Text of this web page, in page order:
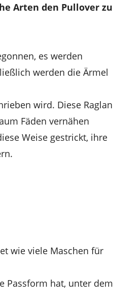
Arten den Pullover zu
es werden
werden die Ärmel
wird. Diese Raglan
Fäden vernähen
Weise gestrickt, ihre
wie viele Maschen für
Passform hat, unter dem